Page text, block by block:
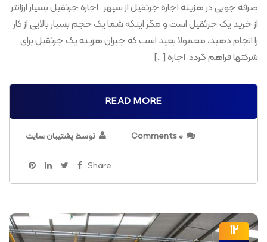
صرفه جویی در هزینه اجاره جرثقیل از سپهر اجاره جرثقیل بسیار ارزانتر
از خرید یک جرثقیل است و مگر اینکه شما یک حجم بسیار بالایی از کار
را انجام دهید، معمولا بعید است که جبران هزینه یک جرثقیل برای
شرکتها فراهم گردد. اجاره […]
READ MORE
0 Comments توسط پشتیبان سایت
Share :
12